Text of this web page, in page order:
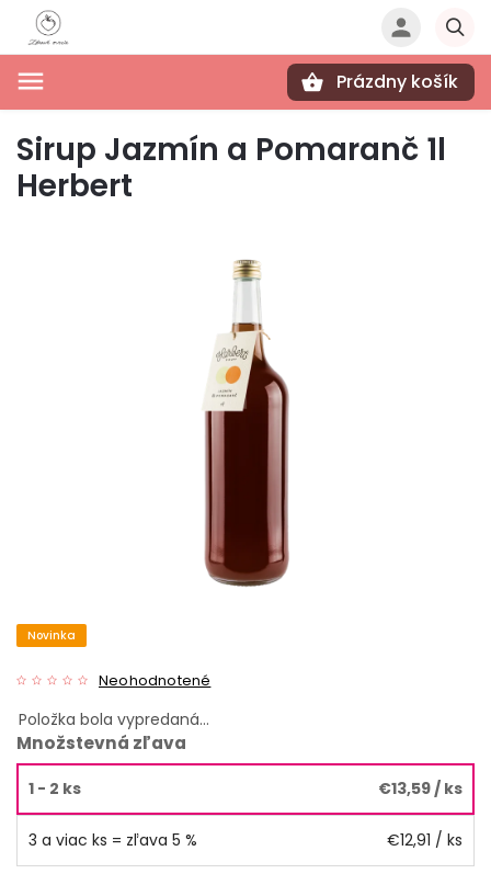
Prázdny košík
Sirup Jazmín a Pomaranč 1l
Herbert
Novinka
Neohodnotené
Položka bola vypredaná…
Množstevná zľava
1 - 2 ks €13,59 / ks
3 a viac ks = zľava 5 % €12,91 / ks